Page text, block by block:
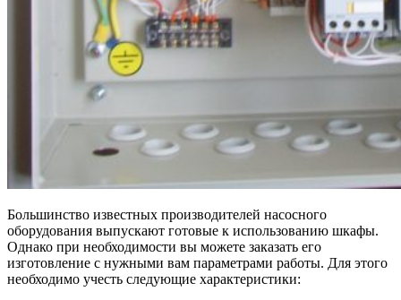
Большинство известных производителей насосного
оборудования выпускают готовые к использованию шкафы.
Однако при необходимости вы можете заказать его
изготовление с нужными вам параметрами работы. Для этого
необходимо учесть следующие характеристики: